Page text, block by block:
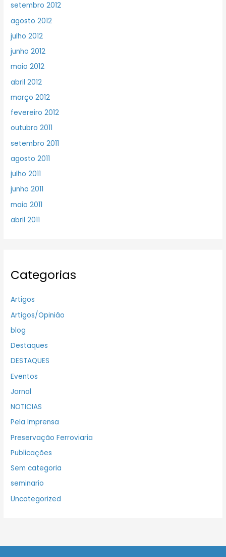
setembro 2012
agosto 2012
julho 2012
junho 2012
maio 2012
abril 2012
março 2012
fevereiro 2012
outubro 2011
setembro 2011
agosto 2011
julho 2011
junho 2011
maio 2011
abril 2011
Categorias
Artigos
Artigos/Opinião
blog
Destaques
DESTAQUES
Eventos
Jornal
NOTICIAS
Pela Imprensa
Preservação Ferroviaria
Publicações
Sem categoria
seminario
Uncategorized